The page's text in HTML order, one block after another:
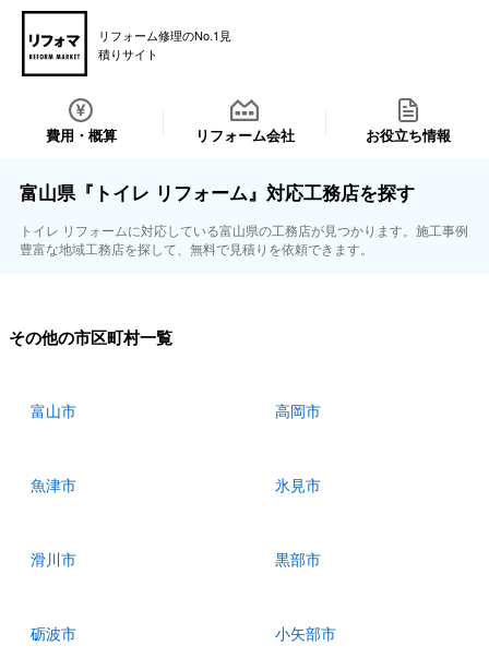
リフォーム修理のNo.1見
積りサイト
費用・概算 リフォーム会社 お役立ち情報
富山県『トイレ リフォーム』対応工務店を探す
トイレ リフォームに対応している富山県の工務店が見つかります。施工事例
豊富な地域工務店を探して、無料で見積りを依頼できます。
その他の市区町村一覧
富山市 高岡市
魚津市 氷見市
滑川市 黒部市
砺波市 小矢部市